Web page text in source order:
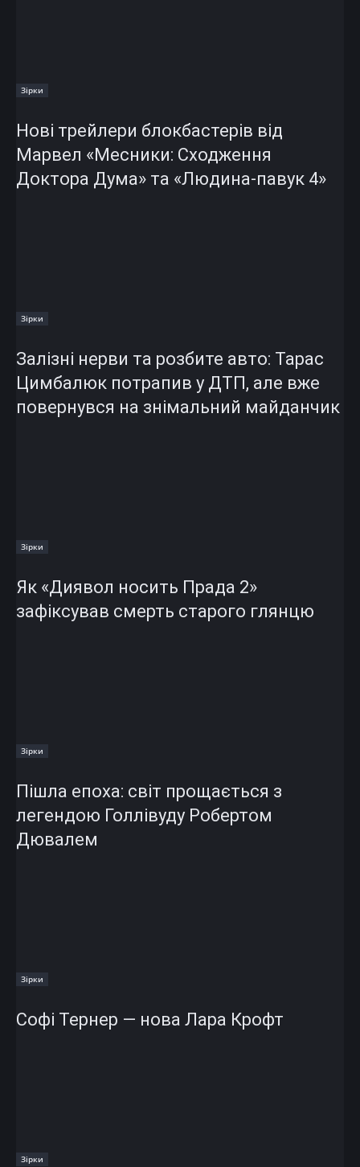
Зірки
Нові трейлери блокбастерів від
Марвел «Месники: Сходження
Доктора Дума» та «Людина-павук 4»
Зірки
Залізні нерви та розбите авто: Тарас
Цимбалюк потрапив у ДТП, але вже
повернувся на знімальний майданчик
Зірки
Як «Диявол носить Прада 2»
зафіксував смерть старого глянцю
Зірки
Пішла епоха: світ прощається з
легендою Голлівуду Робертом
Дювалем
Зірки
Софі Тернер — нова Лара Крофт
Зірки